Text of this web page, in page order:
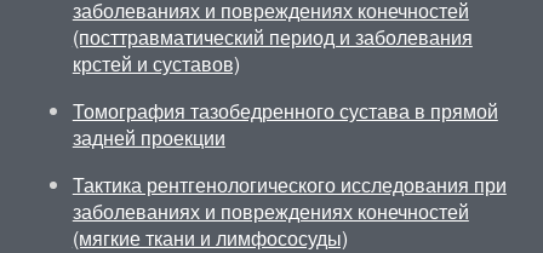
заболеваниях и повреждениях конечностей
(посттравматический период и заболевания
крстей и суставов)
Томография тазобедренного сустава в прямой
задней проекции
Тактика рентгенологического исследования при
заболеваниях и повреждениях конечностей
(мягкие ткани и лимфососуды)